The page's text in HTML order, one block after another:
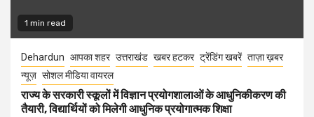
1 min read
Dehardun आपका शहर उत्तराखंड खबर हटकर ट्रेंडिंग खबरें ताज़ा ख़बर
न्यूज़ सोशल मीडिया वायरल
राज्य के सरकारी स्कूलों में विज्ञान प्रयोगशालाओं के आधुनिकीकरण की
तैयारी, विद्यार्थियों को मिलेगी आधुनिक प्रयोगात्मक शिक्षा